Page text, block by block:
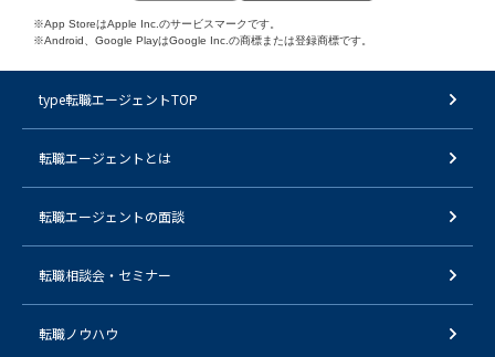
※App StoreはApple Inc.のサービスマークです。
※Android、Google PlayはGoogle Inc.の商標または登録商標です。
type転職エージェントTOP
転職エージェントとは
転職エージェントの面談
転職相談会・セミナー
転職ノウハウ